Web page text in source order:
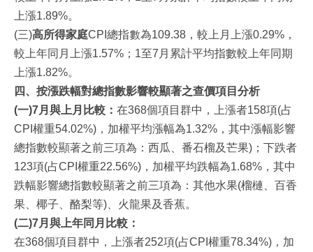
上漲1.89%。
(三)高所得家庭CPI總指數為109.38，較上月上漲0.29%，
較上年同月上漲1.57%；1至7月累計平均指數較上年同期
上漲1.82%。
四、按漲跌幅對總指數影響較顯著之查價項目分析
(一)7月與上月比較： 在368個項目群中，上漲者158項(占
CPI權重54.02%)，加權平均漲幅為1.32%，其中漲幅影響
總指數較顯著之前三項為：西瓜、番石榴及芒果)；下跌者
123項(占CPI權重22.56%)，加權平均跌幅為1.68%，其中
跌幅影響總指數較顯著之前三項為：其他水果(榴槤、百香
果、椰子、酪梨等)、火龍果及香蕉。
(二)7月與上年同月比較：
在368個項目群中，上漲者252項(占CPI權重78.34%)，加